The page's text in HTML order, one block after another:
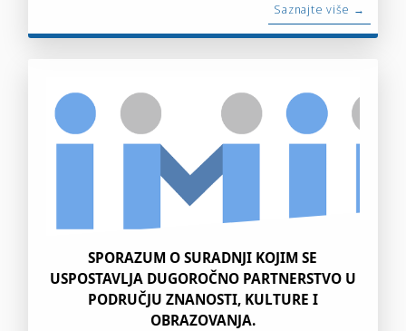
Saznajte više →
SPORAZUM O SURADNJI KOJIM SE
USPOSTAVLJA DUGOROČNO PARTNERSTVO U
PODRUČJU ZNANOSTI, KULTURE I
OBRAZOVANJA.